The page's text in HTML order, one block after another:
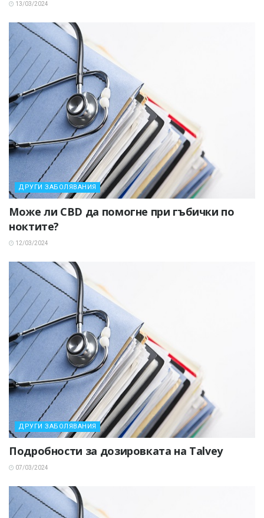
13/03/2024
ДРУГИ ЗАБОЛЯВАНИЯ
Може ли CBD да помогне при гъбички по
ноктите?
12/03/2024
ДРУГИ ЗАБОЛЯВАНИЯ
Подробности за дозировката на Talvey
07/03/2024